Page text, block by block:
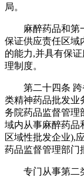
局。
麻醉药品和第
保证供应责任区域
的能力,并具有保
理制度。
第二十四条
类精神药品批发业
务院药品监督管理
域内从事麻醉药品
区域性批发企业),
药品监督管理部门
专门从事第二